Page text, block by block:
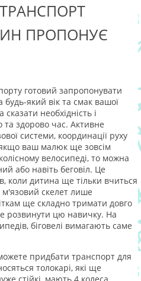
ПРОПОНУЄ
готовий запропонувати
будь-який вік та смак вашої
необхідність і
та здорово час. Активне
системи, координації руху
ваш малюк ще зовсім
велосипеді, то можна
або навіть беговіл. Це
коли дитина ще тільки вчиться
м'язовий скелет лише
ще складно тримати довго
розвинути цю навичку. На
біговелі вимагають саме
придбати транспорт для
толокарі, які ще